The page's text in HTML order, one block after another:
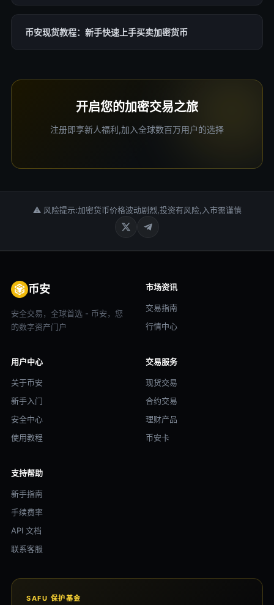
币安现货教程：新手快速上手买卖加密货币
开启您的加密交易之旅
注册即享新人福利,加入全球数百万用户的选择
⚠ 风险提示:加密货币价格波动剧烈,投资有风险,入市需谨慎
币安
安全交易，全球首选 - 币安，您
的数字资产门户
市场资讯
交易指南
行情中心
用户中心
关于币安
新手入门
安全中心
使用教程
交易服务
现货交易
合约交易
理财产品
币安卡
支持帮助
新手指南
手续费率
API 文档
联系客服
SAFU 保护基金